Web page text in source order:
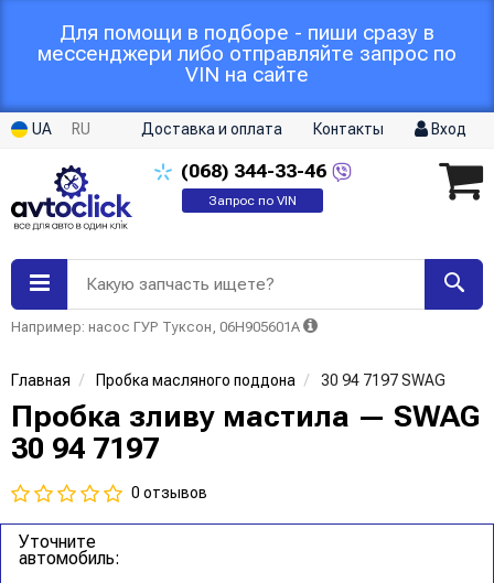
Для помощи в подборе - пиши сразу в
мессенджери либо отправляйте запрос по
VIN на сайте
UA RU Доставка и оплата Контакты Вход
(068) 344-33-46
Запрос по VIN
Какую запчасть ищете?
Например: насос ГУР Туксон, 06H905601A
Главная Пробка масляного поддона 30 94 7197 SWAG
Пробка зливу мастила — SWAG
30 94 7197
0 отзывов
Уточните
автомобиль: